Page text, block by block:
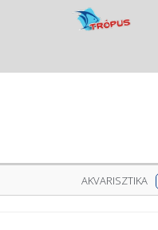
AKVARISZTIKA